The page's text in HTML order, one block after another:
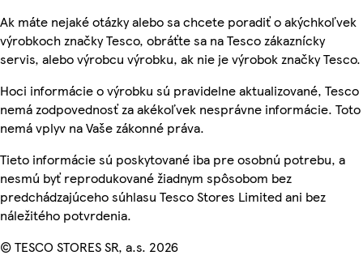
Ak máte nejaké otázky alebo sa chcete poradiť o akýchkoľvek
výrobkoch značky Tesco, obráťte sa na Tesco zákaznícky
servis, alebo výrobcu výrobku, ak nie je výrobok značky Tesco.
Hoci informácie o výrobku sú pravidelne aktualizované, Tesco
nemá zodpovednosť za akékoľvek nesprávne informácie. Toto
nemá vplyv na Vaše zákonné práva.
Tieto informácie sú poskytované iba pre osobnú potrebu, a
nesmú byť reprodukované žiadnym spôsobom bez
predchádzajúceho súhlasu Tesco Stores Limited ani bez
náležitého potvrdenia.
© TESCO STORES SR, a.s. 2026